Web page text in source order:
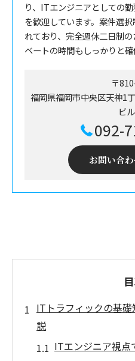
り、ITエンジニアとしての
を歓迎しています。案件選
れており、完全週休二日制
ベートの時間もしっかりと確
〒
福岡県福岡市中央区天神1
ビ
092-
お問い合
ITトラフィックの基
説
ITエンジニア視点